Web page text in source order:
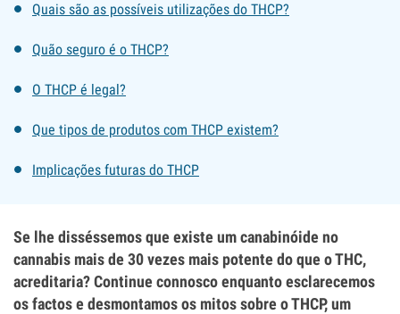
Quais são as possíveis utilizações do THCP?
Quão seguro é o THCP?
O THCP é legal?
Que tipos de produtos com THCP existem?
Implicações futuras do THCP
Se lhe disséssemos que existe um canabinóide no
cannabis mais de 30 vezes mais potente do que o THC,
acreditaria? Continue connosco enquanto esclarecemos
os factos e desmontamos os mitos sobre o THCP, um